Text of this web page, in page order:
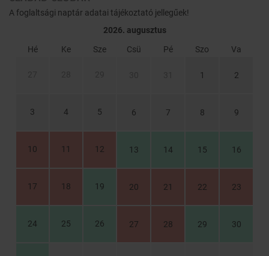
A foglaltsági naptár adatai tájékoztató jellegűek!
2026. augusztus
Hé
Ke Sze Csü Pé Szo Va
1 2
3 4 5 6 7 8 9
10 11 12 13 14 15 16
17 18 19 20 21 22 23
24 25 26 27 28 29 30